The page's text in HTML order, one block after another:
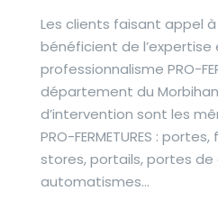
Les clients faisant appel à
bénéficient de l’expertise
professionnalisme PRO-
département du
d’intervention sont les
PRO-FERMETURES :
stores, portails, portes de
automatismes…